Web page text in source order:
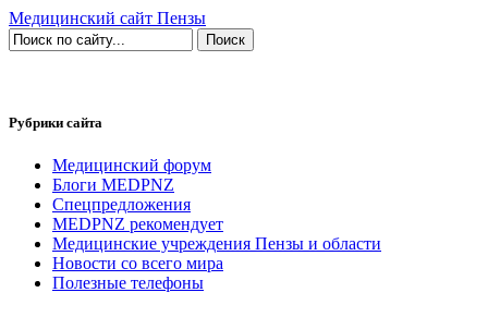
Медицинский сайт Пензы
Рубрики сайта
Медицинский форум
Блоги MEDPNZ
Спецпредложения
MEDPNZ рекомендует
Медицинские учреждения Пензы и области
Новости со всего мира
Полезные телефоны